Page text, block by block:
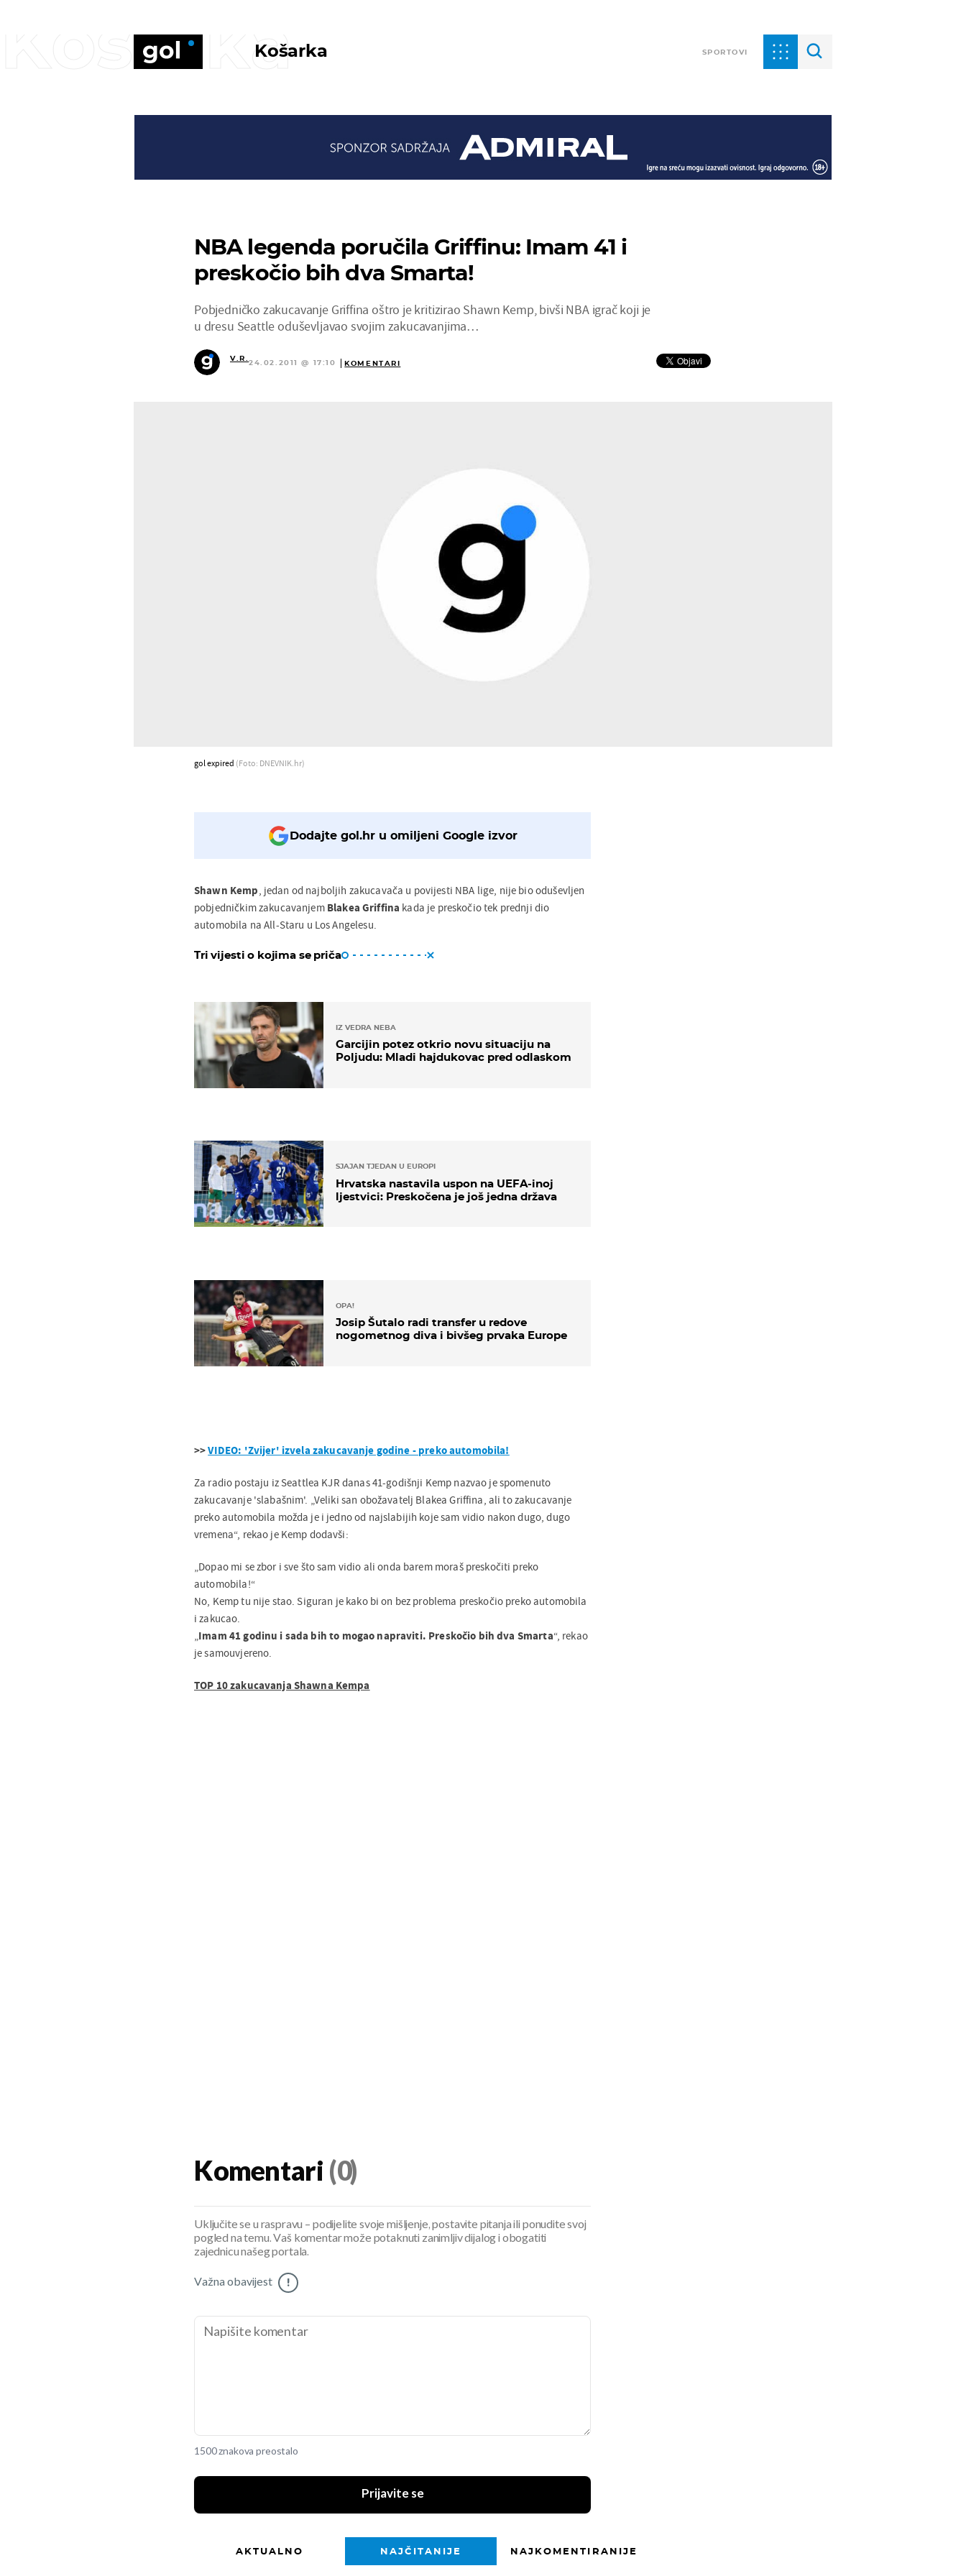
Košarka SPORTOVI
Košarka
NBA legenda poručila Griffinu: Imam 41 i
preskočio bih dva Smarta!
Pobjedničko zakucavanje Griffina oštro je kritizirao Shawn Kemp, bivši NBA igrač koji je
u dresu Seattle oduševljavao svojim zakucavanjima…
V.R.
24.02.2011 @ 17:10 KOMENTARI
gol expired (Foto: DNEVNIK.hr)
Dodajte gol.hr u omiljeni Google izvor
Shawn Kemp, jedan od najboljih zakucavača u povijesti NBA lige, nije bio oduševljen
pobjedničkim zakucavanjem Blakea Griffina kada je preskočio tek prednji dio
automobila na All-Staru u Los Angelesu.
Tri vijesti o kojima se priča
IZ VEDRA NEBA
Garcijin potez otkrio novu situaciju na
Poljudu: Mladi hajdukovac pred odlaskom
SJAJAN TJEDAN U EUROPI
Hrvatska nastavila uspon na UEFA-inoj
ljestvici: Preskočena je još jedna država
OPA!
Josip Šutalo radi transfer u redove
nogometnog diva i bivšeg prvaka Europe
>>VIDEO: 'Zvijer' izvela zakucavanje godine - preko automobila!
Za radio postaju iz Seattlea KJR danas 41-godišnji Kemp nazvao je spomenuto
zakucavanje 'slabašnim'. „Veliki san obožavatelj Blakea Griffina, ali to zakucavanje
preko automobila možda je i jedno od najslabijih koje sam vidio nakon dugo, dugo
vremena“, rekao je Kemp dodavši:
„Dopao mi se zbor i sve što sam vidio ali onda barem moraš preskočiti preko
automobila!“
No, Kemp tu nije stao. Siguran je kako bi on bez problema preskočio preko automobila
i zakucao.
„Imam 41 godinu i sada bih to mogao napraviti. Preskočio bih dva Smarta“, rekao
je samouvjereno.
TOP 10 zakucavanja Shawna Kempa
Komentari (0)
Uključite se u raspravu – podijelite svoje mišljenje, postavite pitanja ili ponudite svoj
pogled na temu. Vaš komentar može potaknuti zanimljiv dijalog i obogatiti
zajednicu našeg portala.
Važna obavijest !
1500 znakova preostalo
Prijavite se
AKTUALNO NAJČITANIJE NAJKOMENTIRANIJE